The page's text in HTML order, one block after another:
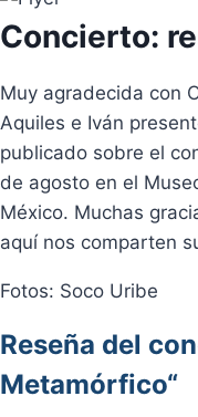
Concierto:
Muy agradecida con
Aquiles e Iván
publicado sobre el
de agosto en el
México. Muchas
aquí nos comparten
Fotos: Soco Uribe
Reseña del
Metamórfico“